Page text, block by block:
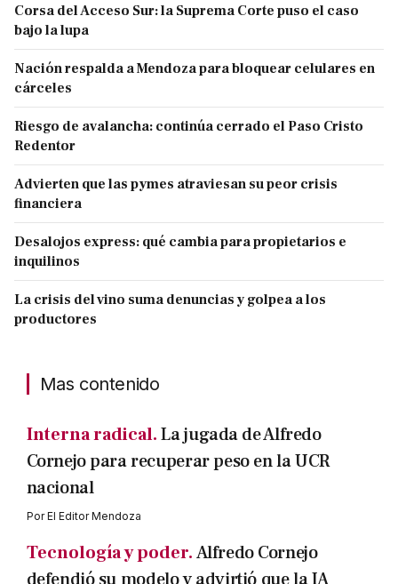
Corsa del Acceso Sur: la Suprema Corte puso el caso
bajo la lupa
Nación respalda a Mendoza para bloquear celulares en
cárceles
Riesgo de avalancha: continúa cerrado el Paso Cristo
Redentor
Advierten que las pymes atraviesan su peor crisis
financiera
Desalojos express: qué cambia para propietarios e
inquilinos
La crisis del vino suma denuncias y golpea a los
productores
Mas contenido
Interna radical.La jugada de Alfredo
Cornejo para recuperar peso en la UCR
nacional
PorEl Editor Mendoza
Tecnología y poder.Alfredo Cornejo